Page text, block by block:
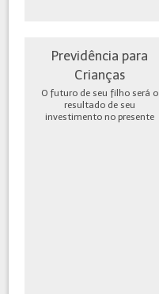
Previdência para
Crianças
O futuro de seu filho será o
resultado de seu
investimento no presente